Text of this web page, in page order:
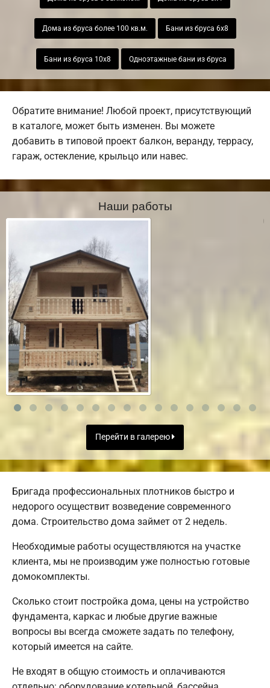
Дома из бруса более 100 кв.м. Бани из бруса 6х8
Бани из бруса 10х8 Одноэтажные бани из бруса
Обратите внимание! Любой проект, присутствующий
в каталоге, может быть изменен. Вы можете
добавить в типовой проект балкон, веранду, террасу,
гараж, остекление, крыльцо или навес.
Наши работы
Перейти в галерею
Бригада профессиональных плотников быстро и
недорого осуществит возведение современного
дома. Строительство дома займет от 2 недель.
Необходимые работы осуществляются на участке
клиента, мы не производим уже полностью готовые
домокомплекты.
Сколько стоит постройка дома, цены на устройство
фундамента, каркас и любые другие важные
вопросы вы всегда сможете задать по телефону,
который имеется на сайте.
Не входят в общую стоимость и оплачиваются